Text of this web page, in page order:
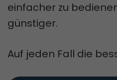
einfacher zu
günstiger.
Auf jeden Fall die